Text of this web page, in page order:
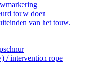
touw doen
van het touw.
/ intervention rope